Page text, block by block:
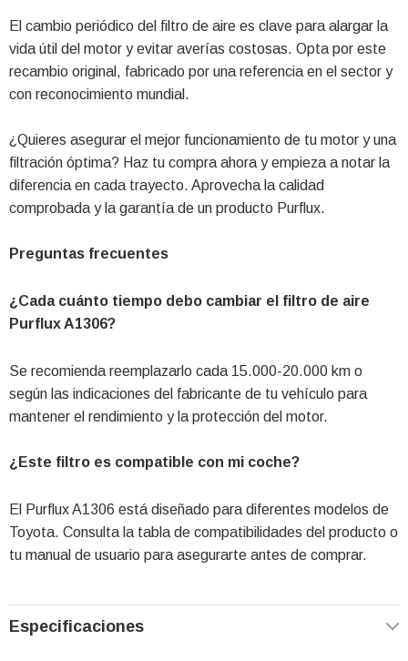
El cambio periódico del filtro de aire es clave para alargar la
vida útil del motor y evitar averías costosas. Opta por este
recambio original, fabricado por una referencia en el sector y
con reconocimiento mundial.
¿Quieres asegurar el mejor funcionamiento de tu motor y una
filtración óptima? Haz tu compra ahora y empieza a notar la
diferencia en cada trayecto. Aprovecha la calidad
comprobada y la garantía de un producto Purflux.
Preguntas frecuentes
¿Cada cuánto tiempo debo cambiar el filtro de aire
Purflux A1306?
Se recomienda reemplazarlo cada 15.000-20.000 km o
según las indicaciones del fabricante de tu vehículo para
mantener el rendimiento y la protección del motor.
¿Este filtro es compatible con mi coche?
El Purflux A1306 está diseñado para diferentes modelos de
Toyota. Consulta la tabla de compatibilidades del producto o
tu manual de usuario para asegurarte antes de comprar.
Especificaciones